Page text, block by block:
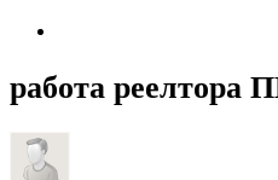
работа